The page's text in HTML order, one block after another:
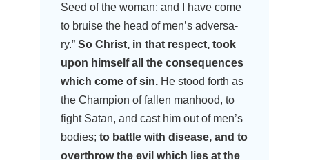
Seed of the woman; and I have come
to brui­se the head of men’s adver­sa­
ry.” So Christ, in that respect, took
upon hims­elf all the con­se­quen­ces
which come of sin. He stood forth as
the Cham­pi­on of fal­len man­hood, to
fight Satan, and cast him out of men’s
bodies; to batt­le with dise­a­se, and to
over­throw the evil which lies at the